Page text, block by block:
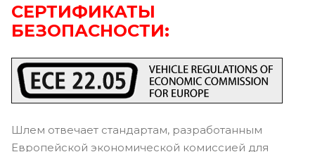
СЕРТИФИКАТЫ
БЕЗОПАСНОСТИ:
Шлем отвечает стандартам, разработанным
Европейской экономической комиссией для